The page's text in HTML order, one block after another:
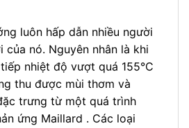
luôn hấp dẫn nhiều người
nó. Nguyên nhân là khi
nhiệt độ vượt quá 155°C
thu được mùi thơm và
trưng từ một quá trình
ứng Maillard . Các loại